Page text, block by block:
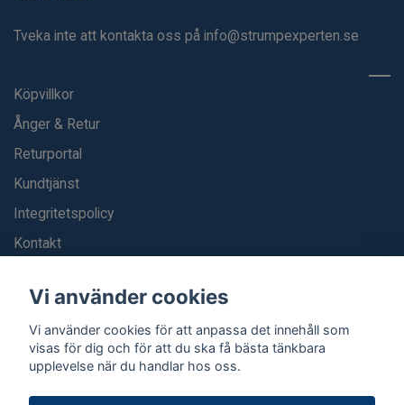
Tveka inte att kontakta oss på info@strumpexperten.se
Köpvillkor
Ånger & Retur
Returportal
Kundtjänst
Integritetspolicy
Kontakt
Vi använder cookies
Vi använder cookies för att anpassa det innehåll som
visas för dig och för att du ska få bästa tänkbara
upplevelse när du handlar hos oss.